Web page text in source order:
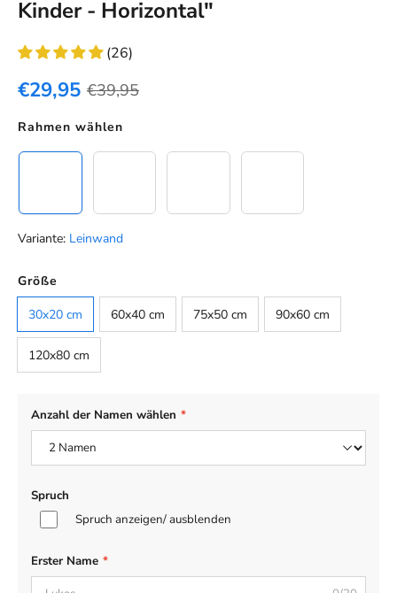
Kinder - Horizontal"
(26)
€29,95 €39,95
Rahmen wählen
Variante: Leinwand
Farbe
Default
Größe
30x20 cm
60x40 cm 75x50 cm 90x60 cm
120x80 cm
Anzahl der Namen wählen *
Spruch
Spruch anzeigen/ ausblenden
Erster Name *